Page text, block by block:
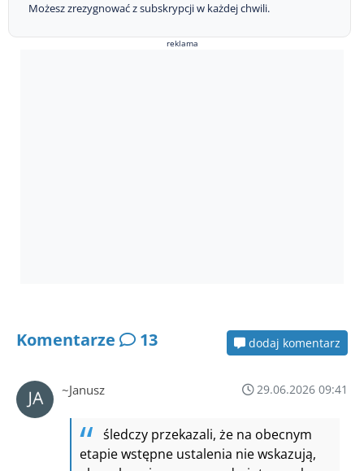
Możesz zrezygnować z subskrypcji w każdej chwili.
reklama
Komentarze 13 dodaj komentarz
~Janusz 29.06.2026 09:41
śledczy przekazali, że na obecnym
etapie wstępne ustalenia nie wskazują,